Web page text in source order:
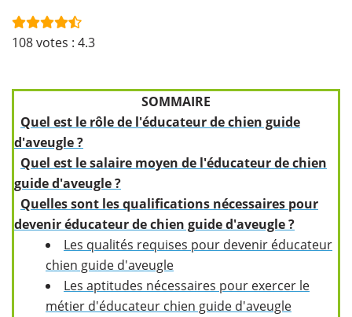
108votes : 4.3
SOMMAIRE
Quel est le rôle de l'éducateur de chien guide
d'aveugle ?
Quel est le salaire moyen de l'éducateur de chien
guide d'aveugle ?
Quelles sont les qualifications nécessaires pour
devenir éducateur de chien guide d'aveugle ?
Les qualités requises pour devenir éducateur
chien guide d'aveugle
Les aptitudes nécessaires pour exercer le
métier d'éducateur chien guide d'aveugle